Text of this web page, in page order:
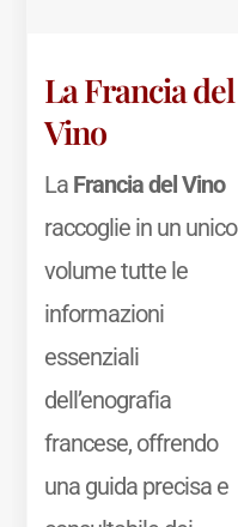
La Francia del
Vino
La Francia del Vino
raccoglie in un unico
volume tutte le
informazioni
essenziali
dell’enografia
francese, offrendo
una guida precisa e